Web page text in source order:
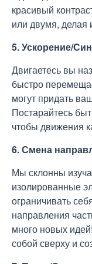
красивый
или двумя, делая
5. Ускорение/
Двигаетесь вы
быстро
могут придать
Постарайтесь
чтобы движения
6. Смена
Мы склонны
изолированные
ограничивать
направления
много новых
собой сверху и